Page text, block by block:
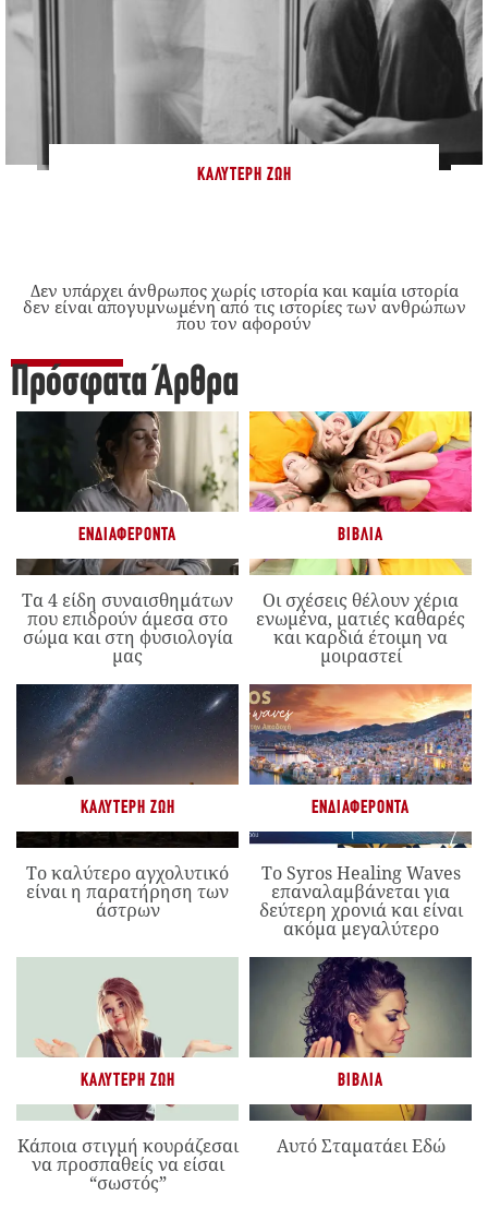
ΚΑΛΎΤΕΡΗ ΖΩΉ
Δεν υπάρχει άνθρωπος χωρίς ιστορία και καμία ιστορία
δεν είναι απογυμνωμένη από τις ιστορίες των ανθρώπων
που τον αφορούν
Πρόσφατα Άρθρα
ΕΝΔΙΑΦΈΡΟΝΤΑ
Τα 4 είδη συναισθημάτων
που επιδρούν άμεσα στο
σώμα και στη φυσιολογία
μας
ΒΙΒΛΊΑ
Οι σχέσεις θέλουν χέρια
ενωμένα, ματιές καθαρές
και καρδιά έτοιμη να
μοιραστεί
ΚΑΛΎΤΕΡΗ ΖΩΉ
Το καλύτερο αγχολυτικό
είναι η παρατήρηση των
άστρων
ΕΝΔΙΑΦΈΡΟΝΤΑ
Το Syros Healing Waves
επαναλαμβάνεται για
δεύτερη χρονιά και είναι
ακόμα μεγαλύτερο
ΚΑΛΎΤΕΡΗ ΖΩΉ
Κάποια στιγμή κουράζεσαι
να προσπαθείς να είσαι
“σωστός”
ΒΙΒΛΊΑ
Αυτό Σταματάει Εδώ